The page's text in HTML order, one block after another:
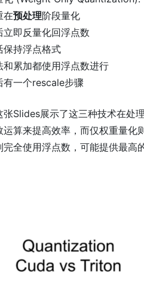
在预处理阶段量化
立即反量化回浮点数
保持浮点格式
和累加都使用浮点数进行
有一个rescale步骤
张Slides展示了这三种技术在处
运算来提高效率，而仅权重量化
全使用浮点数，可能提供最高